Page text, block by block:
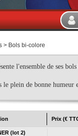
> Bols bi-colore
l'ensemble de ses
le plein de bonne humeur
Prix (€
(lot 2)